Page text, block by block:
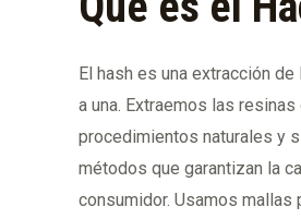
El hash es una extracción
a una. Extraemos las
procedimientos naturales y
métodos que garantizan la
consumidor. Usamos mallas